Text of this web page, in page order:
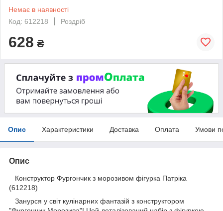
Немає в наявності
Код: 612218
Роздріб
628 ₴
Опис Характеристики Доставка Оплата Умови
Опис
Конструктор Фургончик з морозивом фігурка Патріка
(612218)
Занурся у світ кулінарних фантазій з конструктором